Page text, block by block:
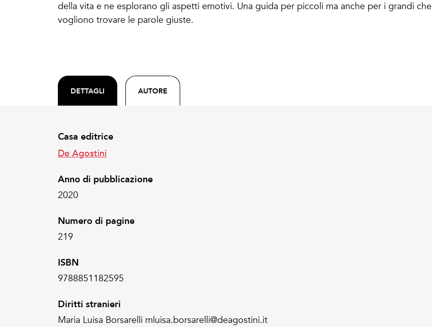
della vita e ne esplorano gli aspetti emotivi. Una guida per piccoli ma anche per i grandi che
vogliono trovare le parole giuste.
DETTAGLI AUTORE
Casa editrice
De Agostini
Anno di pubblicazione
2020
Numero di pagine
219
ISBN
9788851182595
Diritti stranieri
Maria Luisa Borsarelli mluisa.borsarelli@deagostini.it